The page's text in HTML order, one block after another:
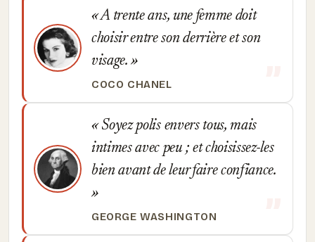
A trente ans, une femme doit
choisir entre son derrière et son
visage.
COCO CHANEL
Soyez polis envers tous, mais
intimes avec peu ; et choisissez-les
bien avant de leur faire confiance.
GEORGE WASHINGTON